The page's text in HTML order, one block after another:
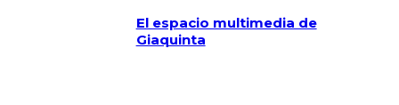
El espacio multimedia de
Giaquinta